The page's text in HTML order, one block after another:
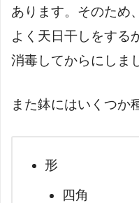
あります。そのため
よく天日干しをする
消毒してからにしま
また鉢にはいくつか
形
四角